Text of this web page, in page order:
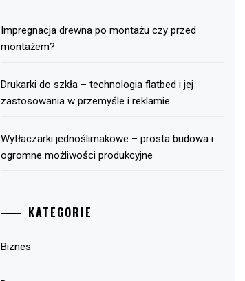
Impregnacja drewna po montażu czy przed
montażem?
Drukarki do szkła – technologia flatbed i jej
zastosowania w przemyśle i reklamie
Wytłaczarki jednoślimakowe – prosta budowa i
ogromne możliwości produkcyjne
KATEGORIE
Biznes